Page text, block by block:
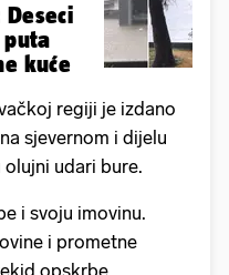
kuće
regiji je izdano
sjevernom i dijelu
udari bure.
i svoju imovinu.
i prometne
opskrbe